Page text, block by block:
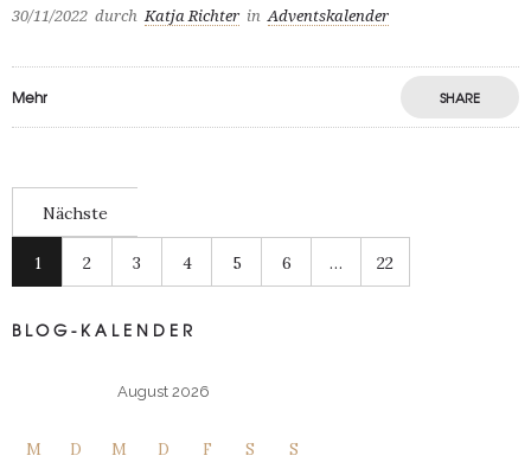
30/11/2022 durch Katja Richter in Adventskalender
Mehr SHARE
Nächste
1 2 3 4 5 6 … 22
BLOG-KALENDER
August 2026
M D M D F S S